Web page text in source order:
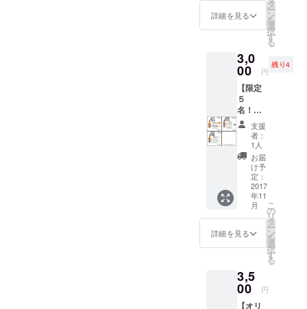
メール
でまと
て簡単
です
が、 イ
ンター
ネット
の時代
だから
こその
手書き
の手
紙！！
感謝を
込めて
書かせ
ていた
だきま
す！！
詳細を見る
タ
ー
ン
を
選
択
す
る
3,0
00 円
残り4
【限定
５
名！！
当日飲
み放題
チケッ
ト】 当
日の飲
み放題
チケッ
トをご
用意致
しまし
た！！
日本酒
「焔」
「鏡」
「萌」
支援
者：
1人
お届
け予
定：
2017
年11
月
詳細を見る
こ
の
リ
タ
ー
ン
を
選
択
す
る
3,5
00 円
【オリ